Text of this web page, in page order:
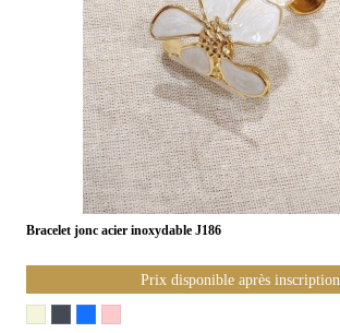
Bracelet jonc acier inoxydable J186
Prix disponible après inscription